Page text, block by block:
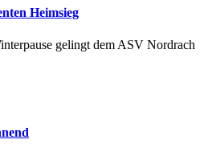
Heimsieg
gelingt dem ASV Nordrach